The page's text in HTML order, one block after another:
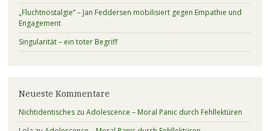
„Fluchtnostalgie“ – Jan Feddersen mobilisiert gegen Empathie und
Engagement
Singularität – ein toter Begriff
Neueste Kommentare
Nichtidentischeszu Adolescence – Moral Panic durch Fehllektüren